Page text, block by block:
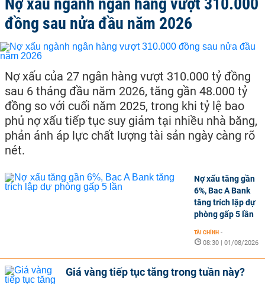
đồng sau nửa đầu năm 2026
Nợ xấu của 27 ngân hàng vượt 310.000 tỷ đồng
sau 6 tháng đầu năm 2026, tăng gần 48.000 tỷ
đồng so với cuối năm 2025, trong khi tỷ lệ bao
phủ nợ xấu tiếp tục suy giảm tại nhiều nhà băng,
phản ánh áp lực chất lượng tài sản ngày càng rõ
nét.
Nợ xấu tăng gần
6%, Bac A Bank
tăng trích lập dự
phòng gấp 5 lần
TÀI CHÍNH -
08:30 | 01/08/2026
Giá vàng tiếp tục tăng trong tuần này?